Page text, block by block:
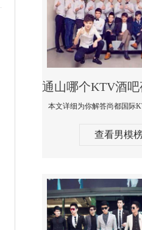
查看男模